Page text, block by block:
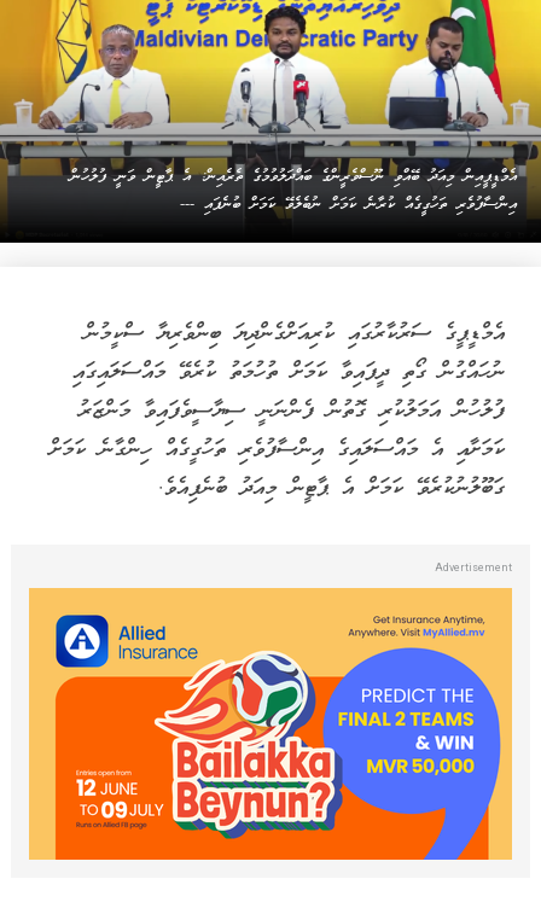
އެމްޑީޕީއިން މިއަދު ބޭއްވި ނޫސްވެރީންގެ ބައްދަލުވުމުގެ ތެރެއިން: އެ ޕާޓީން ވަނީ ފުލުހުން
އިންސާފުވެރި ތަހުގީގެއް ކުރާނެ ކަމަށް ނުބެލެވޭ ކަމަށް ބުނެފައި ---
އެމްޑީޕީގެ ސަރުކާރުގައި ކުރިއަށްގެންދިޔަ ބިންވެރިޔާ ސްކީމުން
ނުހައްގުން ގޯތި ދީފައިވާ ކަމަށް ތުހުމަތު ކުރެވޭ މައްސަލައިގައި
ފުލުހުން އަމަލުކުރި ގޮތުން ފެންނަނީ ސިޔާސީވެފައިވާ މަންޒަރު
ކަމަށާއި އެ މައްސަލައިގެ އިންސާފުވެރި ތަހުގީގެއް ހިންގާނެ ކަމަށް
ގަބޫލުނުކުރެވޭ ކަމަށް އެ ޕާޓީން މިއަދު ބުނެފިއެވެ.